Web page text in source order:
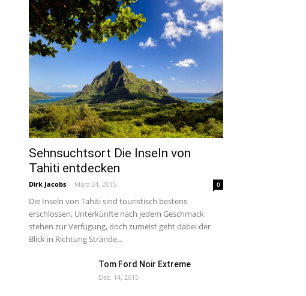
Sehnsuchtsort Die Inseln von
Tahiti entdecken
Dirk Jacobs - März 24, 2015 0
Die Inseln von Tahiti sind touristisch bestens
erschlossen, Unterkünfte nach jedem Geschmack
stehen zur Verfügung, doch zumeist geht dabei der
Blick in Richtung Strände...
Tom Ford Noir Extreme
Dez. 14, 2015